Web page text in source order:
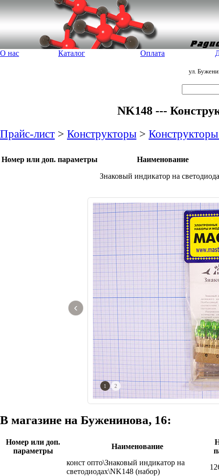
О нас Каталог Оплата
ул.
NK148 ---
Прайс-лист > Конструкторы >
Номер или доп. параметры
Наименование
Знаковый индикатор на
‹
1 2
В магазине на Буженинова, 16:
Номер или доп.
параметры
Наименование
конст опто\Знаковый индикатор на
светодиодах\NK148 (набор)